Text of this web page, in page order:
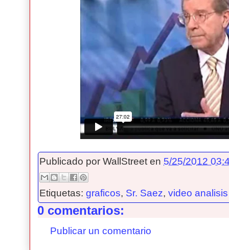
Publicado porWallStreet en 5/25/2012
Etiquetas:graficos, Sr. Saez,video
0 comentarios:
Publicar un comentario